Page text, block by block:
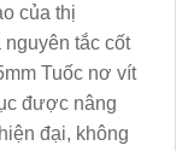
của thị
tắc cốt
Tuốc nơ vít
được nâng
đại, không